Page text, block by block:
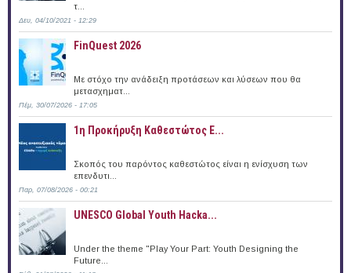
τ...
Δευ, 04/10/2021 - 12:29
FinQuest 2026
Με στόχο την ανάδειξη προτάσεων και λύσεων που θα
μετασχηματ...
Πέμ, 30/07/2026 - 17:05
1η Προκήρυξη Καθεστώτος Ε...
Σκοπός του παρόντος καθεστώτος είναι η ενίσχυση των
επενδυτι...
Παρ, 07/08/2026 - 00:21
UNESCO Global Youth Hacka...
Under the theme "Play Your Part: Youth Designing the
Future...